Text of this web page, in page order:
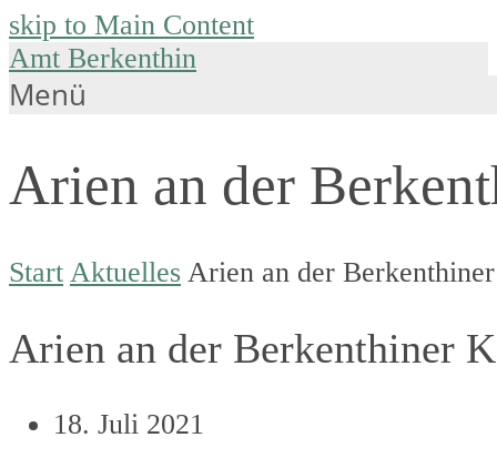
skip to Main Content
Amt Berkenthin
Menü
Arien an der
Start Aktuelles Arien an der
Arien an der Berkenthiner
18. Juli 2021